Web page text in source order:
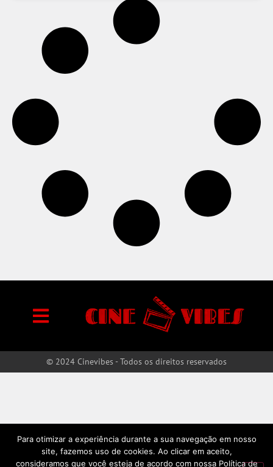
© 2024 Cinevibes - Todos os direitos reservados
Para otimizar a experiência durante a sua navegação em nosso
site, fazemos uso de cookies. Ao clicar em aceito,
consideramos que você esteja de acordo com nossa Política de